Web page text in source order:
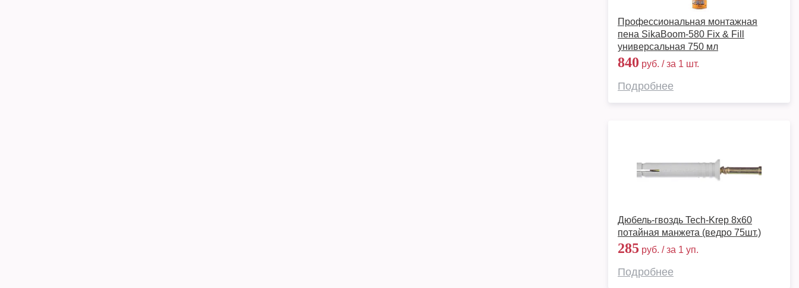
Профессиональная монтажная
пена SikaBoom-580 Fix & Fill
универсальная 750 мл
840 руб. / за 1 шт.
Подробнее
Дюбель-гвоздь Tech-Krep 8x60
потайная манжета (ведро 75шт.)
285 руб. / за 1 уп.
Подробнее